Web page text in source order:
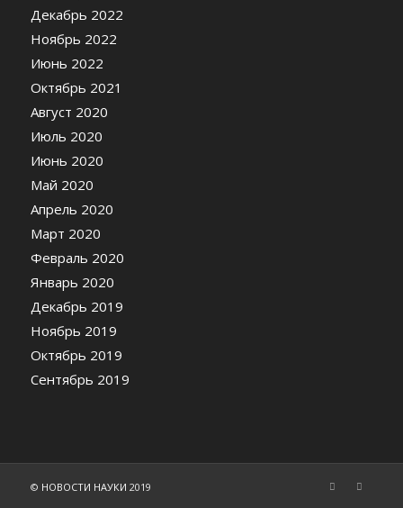
Декабрь 2022
Ноябрь 2022
Июнь 2022
Октябрь 2021
Август 2020
Июль 2020
Июнь 2020
Май 2020
Апрель 2020
Март 2020
Февраль 2020
Январь 2020
Декабрь 2019
Ноябрь 2019
Октябрь 2019
Сентябрь 2019
© НОВОСТИ НАУКИ 2019